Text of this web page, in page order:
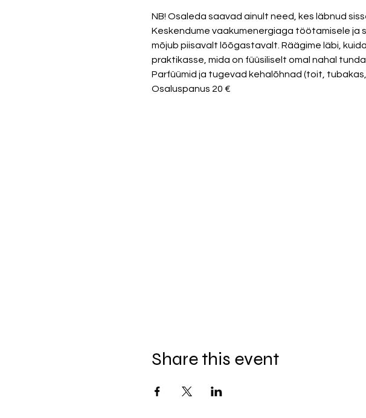
NB! Osaleda saavad ainult need, kes läbnud
Keskendume vaakumenergiaga töötamisele ja
mõjub piisavalt lõõgastavalt. Räägime läbi,
praktikasse, mida on füüsiliselt omal nahal tunda.
Parfüümid ja tugevad kehalõhnad (toit,
Osaluspanus 20 €
Share this event